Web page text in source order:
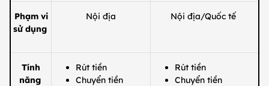
Phạm vi
sử dụng
Nội địa Nội địa/Quốc tế
Tính
năng
Rút tiền
Chuyển tiền
Rút tiền
Chuyển tiền